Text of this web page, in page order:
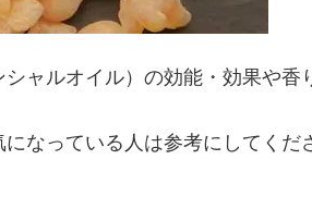
ャルオイル）の効能・効果や香
なっている人は参考にしてくだ